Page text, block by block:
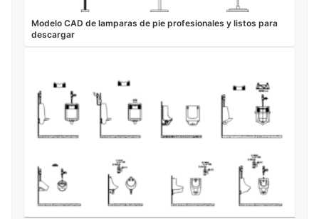
Modelo CAD de lamparas de pie profesionales y listos para
descargar